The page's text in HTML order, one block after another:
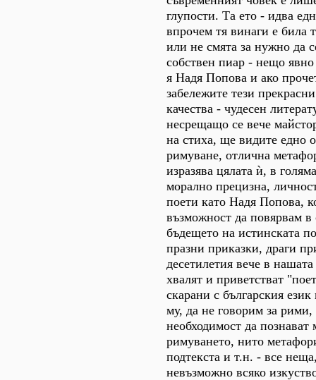
глупости. Та ето - идва
впрочем тя винаги е била
или не смята за нужно да
собствен пиар - нещо
я Надя Попова и ако
забележите тези
качества - чудесен
несрещащо се вече
на стиха, ще видите едно
римуване, отлична
изразява цялата ѝ, в
морално прецизна,
поети като Надя Попова,
възможност да повярвам в
бъдещето на истинската
празни приказки, драги
десетилетия вече в
хвалят и приветстват
скарани с българския
му, да не говорим за рими,
необходимост да познават
римуването, нито
подтекста и т.н. - все
невъзможно всяко